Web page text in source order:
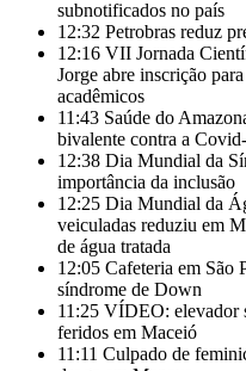
subnotificados no país
12:32 Petrobras reduz
12:16 VII Jornada
Jorge abre inscrição
acadêmicos
11:43 Saúde do
bivalente contra a
12:38 Dia Mundial da
importância da inclusão
12:25 Dia Mundial da
veiculadas reduziu em
de água tratada
12:05 Cafeteria em São
síndrome de Down
11:25 VÍDEO: elevador
feridos em Maceió
11:11 Culpado de